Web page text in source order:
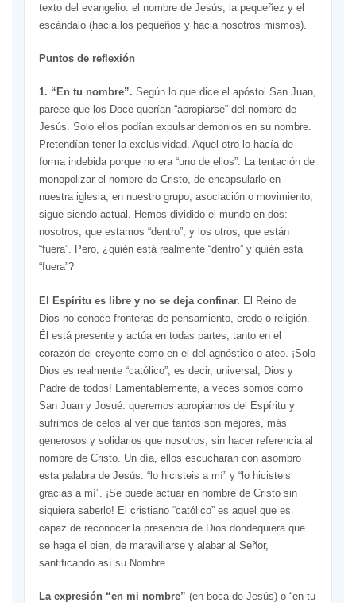
texto del evangelio: el nombre de Jesús, la pequeñez y el
escándalo (hacia los pequeños y hacia nosotros mismos).
Puntos de reflexión
1. “En tu nombre”. Según lo que dice el apóstol San Juan,
parece que los Doce querían “apropiarse” del nombre de
Jesús. Solo ellos podían expulsar demonios en su nombre.
Pretendían tener la exclusividad. Aquel otro lo hacía de
forma indebida porque no era “uno de ellos”. La tentación de
monopolizar el nombre de Cristo, de encapsularlo en
nuestra iglesia, en nuestro grupo, asociación o movimiento,
sigue siendo actual. Hemos dividido el mundo en dos:
nosotros, que estamos “dentro”, y los otros, que están
“fuera”. Pero, ¿quién está realmente “dentro” y quién está
“fuera”?
El Espíritu es libre y no se deja confinar. El Reino de
Dios no conoce fronteras de pensamiento, credo o religión.
Él está presente y actúa en todas partes, tanto en el
corazón del creyente como en el del agnóstico o ateo. ¡Solo
Dios es realmente “católico”, es decir, universal, Dios y
Padre de todos! Lamentablemente, a veces somos como
San Juan y Josué: queremos apropiarnos del Espíritu y
sufrimos de celos al ver que tantos son mejores, más
generosos y solidarios que nosotros, sin hacer referencia al
nombre de Cristo. Un día, ellos escucharán con asombro
esta palabra de Jesús: “lo hicisteis a mí” y “lo hicisteis
gracias a mí”. ¡Se puede actuar en nombre de Cristo sin
siquiera saberlo! El cristiano “católico” es aquel que es
capaz de reconocer la presencia de Dios dondequiera que
se haga el bien, de maravillarse y alabar al Señor,
santificando así su Nombre.
La expresión “en mi nombre” (en boca de Jesús) o “en tu